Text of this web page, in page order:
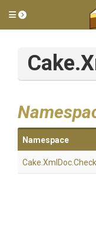
Toggle side
Cake
Namespace
Cake .XmlDoc